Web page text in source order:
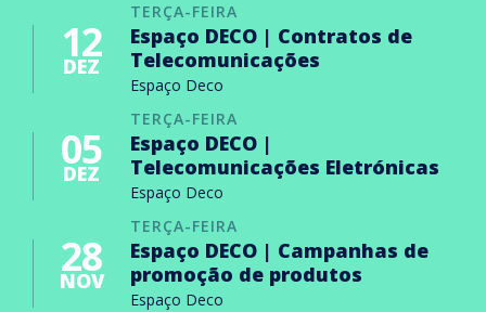
TERÇA-FEIRA
12
DEZ
Espaço DECO | Contratos de
Telecomunicações
Espaço Deco
TERÇA-FEIRA
05
DEZ
Espaço DECO |
Telecomunicações Eletrónicas
Espaço Deco
TERÇA-FEIRA
28
NOV
Espaço DECO | Campanhas de
promoção de produtos
Espaço Deco